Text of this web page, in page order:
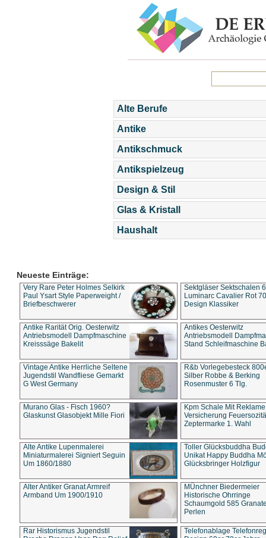
Alte Berufe
Antike
Antikschmuck
Antikspielzeug
Design & Stil
Glas & Kristall
Haushalt
Neueste Einträge:
Very Rare Peter Holmes Selkirk
Paul Ysart Style Paperweight /
Briefbeschwerer
Sektgläser Sektschalen
Luminarc Cavalier Rot
Design Klassiker
Antike Rarität Orig. Oesterwitz
Antriebsmodell Dampfmaschine
Kreisssäge Bakelit
Antikes Oesterwitz
Antriebsmodell
Stand Schleifmaschine
Vintage Antike Herrliche Seltene
Jugendstil Wandfliese Gemarkt
G West Germany
R&b Vorlegebesteck
Silber Robbe & Berking
Rosenmuster 6 Tlg.
Murano Glas - Fisch 1960?
Glaskunst Glasobjekt Mille Fiori
Kpm Schale Mit Reklame
Versicherung
Zeptermarke 1. Wahl
Alte Antike Lupenmalerei
Miniaturmalerei Signiert Seguin
Um 1860/1880
Toller Glücksbuddha
Unikat Happy Buddha
Glücksbringer Holzfigur
Alter Antiker Granat Armreif
Armband Um 1900/1910
MÜnchner Biedermeier
Historische Ohrringe
Schaumgold 585
Perlen
Rar Historismus Jugendstil
Telefonablage